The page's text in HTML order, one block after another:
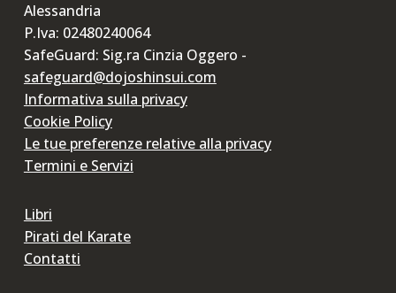
Alessandria
P.Iva: 02480240064
SafeGuard: Sig.ra Cinzia Oggero -
safeguard@dojoshinsui.com
Informativa sulla privacy
Cookie Policy
Le tue preferenze relative alla privacy
Termini e Servizi
Libri
Pirati del Karate
Contatti